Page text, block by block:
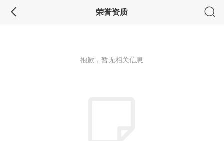
荣誉资质
抱歉，暂无相关信息